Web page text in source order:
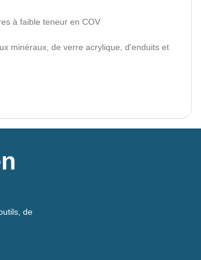
à faible teneur en COV
minéraux, de verre acrylique, d'enduits et
de